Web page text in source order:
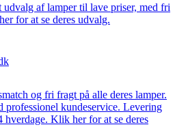
af lamper til lave priser, med fri
for at se deres udvalg.
og fri fragt på alle deres lamper.
professionel kundeservice. Levering
Klik her for at se deres